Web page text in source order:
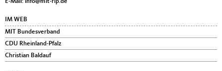
IM WEB
MIT Bundesverband
CDU Rheinland-Pfalz
Christian Baldauf